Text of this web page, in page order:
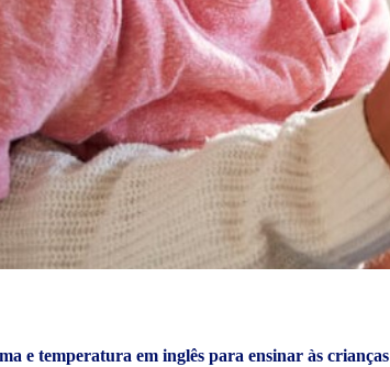
e temperatura em inglês para ensinar às crianças